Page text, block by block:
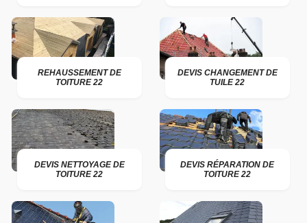
REHAUSSEMENT DE
TOITURE 22
DEVIS CHANGEMENT DE
TUILE 22
DEVIS NETTOYAGE DE
TOITURE 22
DEVIS RÉPARATION DE
TOITURE 22